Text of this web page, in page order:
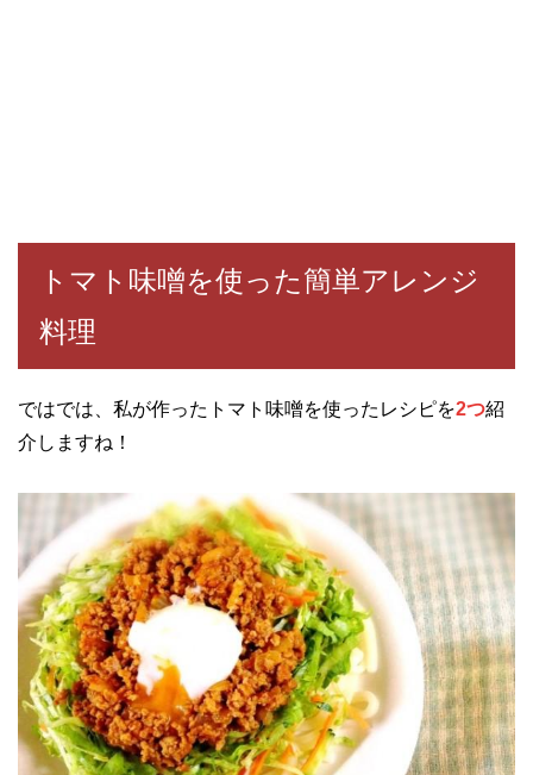
トマト味噌を使った簡単アレンジ
料理
ではでは、私が作ったトマト味噌を使ったレシピを2つ紹
介しますね！